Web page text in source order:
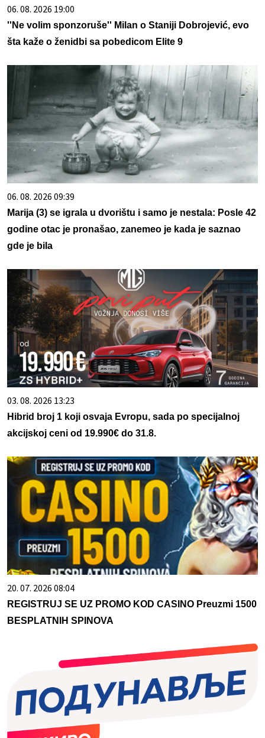
06. 08. 2026 19:00
''Ne volim sponzoruše'' Milan o Staniji Dobrojević, evo
šta kaže o ženidbi sa pobedicom Elite 9
06. 08. 2026 09:39
Marija (3) se igrala u dvorištu i samo je nestala: Posle 42
godine otac je pronašao, zanemeo je kada je saznao
gde je bila
03. 08. 2026 13:23
Hibrid broj 1 koji osvaja Evropu, sada po specijalnoj
akcijskoj ceni od 19.990€ do 31.8.
20. 07. 2026 08:04
REGISTRUJ SE UZ PROMO KOD CASINO Preuzmi 1500
BESPLATNIH SPINOVA